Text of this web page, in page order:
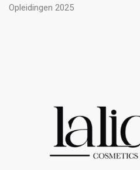
Opleidingen 2025